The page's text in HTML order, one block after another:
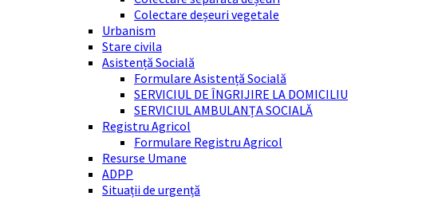
Colectare deșeuri vegetale
Urbanism
Stare civila
Asistență Socială
Formulare Asistență Socială
SERVICIUL DE ÎNGRIJIRE LA DOMICILIU
SERVICIUL AMBULANȚA SOCIALĂ
Registru Agricol
Formulare Registru Agricol
Resurse Umane
ADPP
Situații de urgență